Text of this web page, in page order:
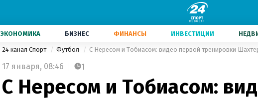
ЭКОНОМИКА БИЗНЕС ФИНАНСЫ ИНВЕСТИЦИИ
24 канал Спорт Футбол С Нересом и Тобиасом: видео первой тренировки
17 января, 08:46 1
С Нересом и Тобиасом: